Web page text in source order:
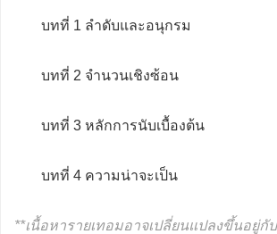
บทที่ 1 ลำดับและอนุกรม
บทที่ 2 จำนวนเชิงซ้อน
บทที่ 3 หลักการนับเบื้องต้น
บทที่ 4 ความน่าจะเป็น
**เนื้อหารายเทอมอาจเปลี่ยนแปลงขึ้นอยู่กั